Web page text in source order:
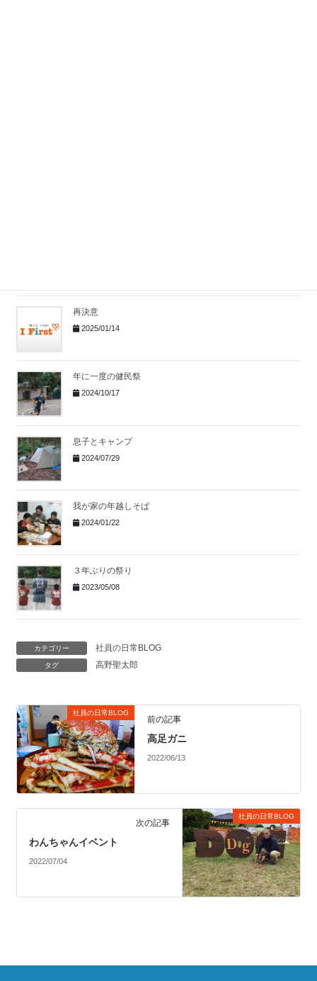
再決意
2025/01/14
年に一度の健民祭
2024/10/17
息子とキャンプ
2024/07/29
我が家の年越しそば
2024/01/22
３年ぶりの祭り
2023/05/08
カテゴリー 社員の日常BLOG
タグ 高野聖太郎
社員の日常BLOG
前の記事
高足ガニ
2022/06/13
社員の日常BLOG
次の記事
わんちゃんイベント
2022/07/04